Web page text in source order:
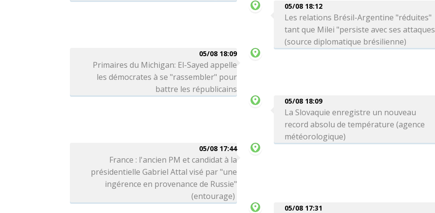
05/08 18:12
Les relations Brésil-Argentine "réduites"
tant que Milei "persiste avec ses
(source diplomatique brésilienne)
05/08 18:09
Primaires du Michigan: El-Sayed appelle
les démocrates à se "rassembler" pour
battre les républicains
05/08 18:09
La Slovaquie enregistre un nouveau
record absolu de température (agence
météorologique)
05/08 17:44
France : l'ancien PM et candidat à la
présidentielle Gabriel Attal visé par "une
ingérence en provenance de Russie"
(entourage)
05/08 17:31